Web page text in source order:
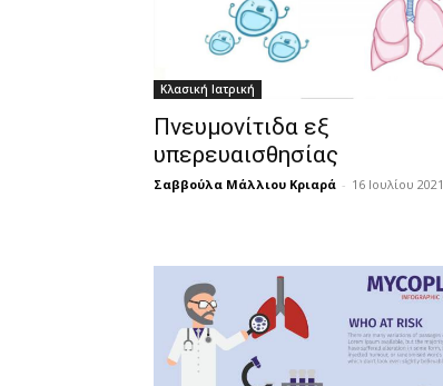
Κλασική Ιατρική
Πνευμονίτιδα εξ
υπερευαισθησίας
Σαββούλα Μάλλιου Κριαρά - 16 Ιουλίου 2021